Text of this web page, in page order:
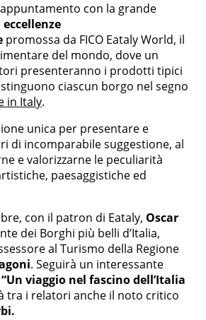
con la grande
promossa da FICO Eataly World, il
del mondo, dove un
presenteranno i prodotti tipici
ciascun borgo nel segno
in Italy.
unica per presentare e
di incomparabile suggestione, al
e valorizzarne le peculiarità
paesaggistiche ed
con il patron di Eataly, Oscar
dei Borghi più belli d’Italia,
al Turismo della Regione
. Seguirà un interessante
“Un viaggio nel fascino dell’Italia
tra i relatori anche il noto critico